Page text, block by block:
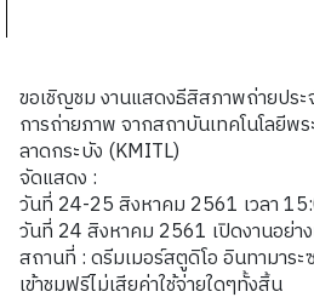
ขอเชิญชม งานแสดงธีสิสภาพถ่ายปร
การถ่ายภาพ จากสถาบันเทคโนโลยีพ
ลาดกระบัง (KMITL)
จัดแสดง :
วันที่ 24-25 สิงหาคม 2561 เวลา
วันที่ 24 สิงหาคม 2561 เปิดงานอย่า
สถานที่ : ดรีมเมอร์สตูดิโอ อินทามาระ
เข้าชมฟรีไม่เสียค่าใช้จ่ายใดๆทั้งสิ้น